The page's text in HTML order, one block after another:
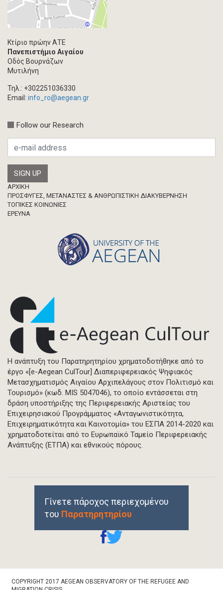
Ανάρτηση Blog
Multimedia
Άρθρο ακαδημαϊκoύ περιοδικού
Τεύχος ακαδημαϊκού περιοδικού
Βιβλίο/Μονογραφία
Κεφάλαιο σε συλλογικό τόμο
Προσκλήσεις
Ερευνητική δημοσίευση
Μεταπτυχιακή Διπλωματική Εργασία
Κτίριο πρώην ΑΤΕ
Πανεπιστήμιο Αιγαίου
Οδός Βουρνάζων
Μυτιλήνη
Τηλ.: +302251036330
Email: info_ro@aegean.gr
Follow our Research
Footer
ΑΡΧΙΚΗ
ΠΡΟΣΦΥΓΕΣ, ΜΕΤΑΝΑΣΤΕΣ & ΑΝΘΡΩΠΙΣΤΙΚΗ ΔΙΑΚΥΒΕΡΝΗΣΗ
ΤΟΠΙΚΕΣ ΚΟΙΝΩΝΙΕΣ
ΈΡΕΥΝΑ
Η ανάπτυξη του Παρατηρητηρίου χρηματοδοτήθηκε από το
έργο «[e-Aegean CulTour] Διαπεριφερειακός Ψηφιακός
Μετασχηματισμός Αιγαίου Αρχιπελάγους στον Πολιτισμό και
Τουρισμό» (κωδ. MIS 5047046), το οποίο εντάσσεται στη
δράση υποστήριξης της Περιφερειακής Αριστείας του
Επιχειρησιακού Προγράμματος «Ανταγωνιστικότητα,
Επιχειρηματικότητα και Καινοτομία» του ΕΣΠΑ 2014-2020 και
χρηματοδοτείται από το Ευρωπαϊκό Ταμείο Περιφερειακής
Ανάπτυξης (ΕΤΠΑ) και εθνικούς πόρους.
Γίνετε πάροχος περιεχομένου
του Παρατηρητηρίου
Footer
Bottom
COPYRIGHT 2017 AEGEAN OBSERVATORY OF THE REFUGEE AND